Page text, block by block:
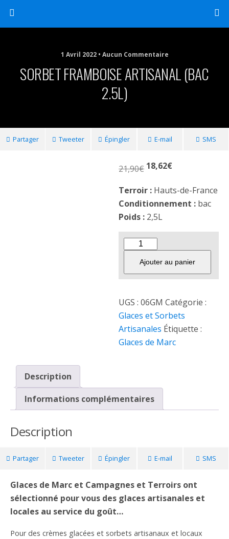
1 Avril 2022 • Aucun Commentaire
SORBET FRAMBOISE ARTISANAL (BAC
2.5L)
Partager Tweeter Épingler E-mail SMS
21,90€ 18,62€
Terroir : Hauts-de-France
Conditionnement : bac
Poids : 2,5L
Ajouter au panier
UGS :06GM Catégorie :
Glaces et Sorbets
Artisanales Étiquette :
Glaces de Marc
Description
Informations complémentaires
Description
Partager Tweeter Épingler E-mail SMS
Glaces de Marc et Campagnes et Terroirs ont
sélectionné pour vous des glaces artisanales et
locales au service du goût…
Pour des crèmes glacées et sorbets artisanaux et locaux